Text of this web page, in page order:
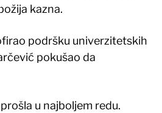
kazna.
podršku univerzitetskih
pokušao da
u najboljem redu.